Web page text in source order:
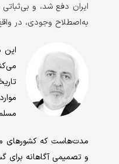
ایران دفع شد، و
به‌اصطلاح وجودی، در
این
مدت‌هاست که کشورهای
و تصمیمی آگاهانه برای